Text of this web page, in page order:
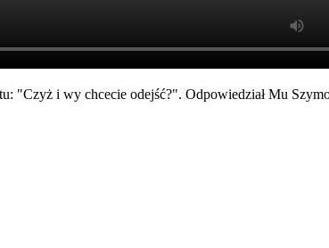
"Czyż i wy chcecie odejść?". Odpowiedział Mu